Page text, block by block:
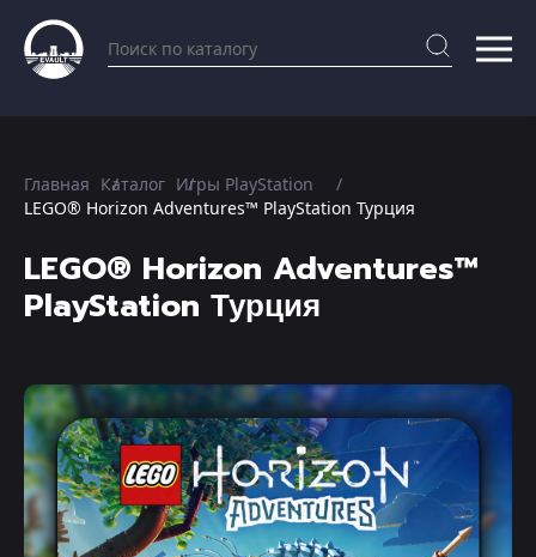
Главная Каталог Игры PlayStation
LEGO® Horizon Adventures™ PlayStation Турция
LEGO® Horizon Adventures™
PlayStation Турция